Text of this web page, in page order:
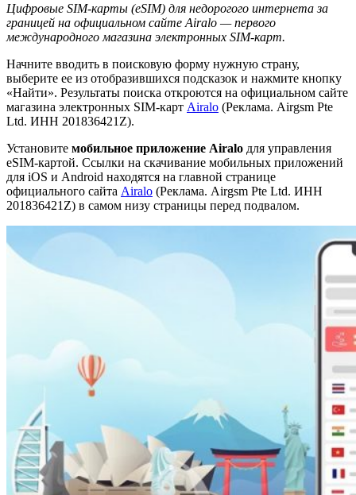
Цифровые SIM-карты (eSIM) для недорогого интернета за
границей на официальном сайте Airalo — первого
международного магазина электронных SIM-карт.
Начните вводить в поисковую форму нужную страну,
выберите ее из отобразившихся подсказок и нажмите кнопку
«Найти». Результаты поиска откроются на официальном сайте
магазина электронных SIM-карт Airalo (Реклама. Airgsm Pte
Ltd. ИНН 201836421Z).
Установите мобильное приложение Airalo для управления
eSIM-картой. Ссылки на скачивание мобильных приложений
для iOS и Android находятся на главной странице
официального сайта Airalo (Реклама. Airgsm Pte Ltd. ИНН
201836421Z) в самом низу страницы перед подвалом.